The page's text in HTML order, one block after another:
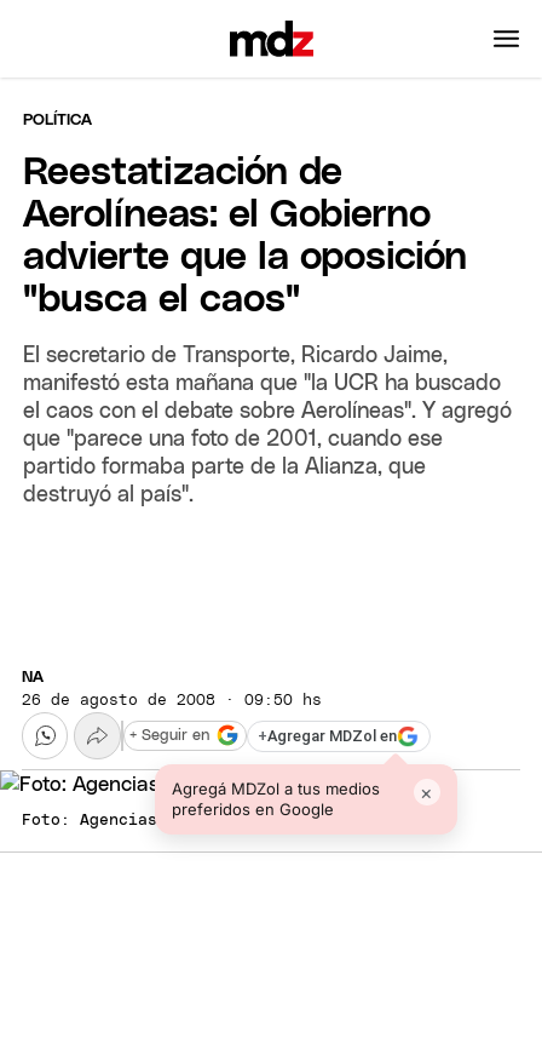
POLÍTICA
Reestatización de
Aerolíneas: el Gobierno
advierte que la oposición
"busca el caos"
El secretario de Transporte, Ricardo Jaime,
manifestó esta mañana que "la UCR ha buscado
el caos con el debate sobre Aerolíneas". Y agregó
que "parece una foto de 2001, cuando ese
partido formaba parte de la Alianza, que
destruyó al país".
NA
26 de agosto de 2008 · 09:50 hs
+Agregar MDZol en
Agregá MDZol a tus medios
preferidos en Google
×
+ Seguir en
Foto: Agencias